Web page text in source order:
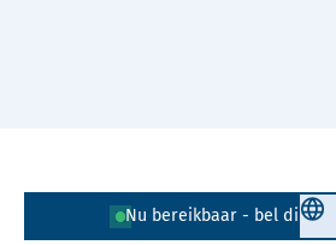
Nu bereikbaar - bel direct!
Lees voor Uitleg woorden
Simpele tekst